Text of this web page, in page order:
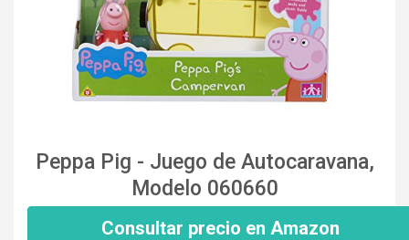
Peppa Pig - Juego de Autocaravana,
Modelo 060660
Consultar precio en Amazon